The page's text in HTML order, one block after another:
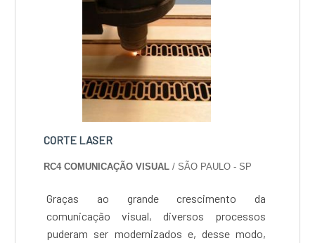
CORTE LASER
RC4 COMUNICAÇÃO VISUAL / SÃO PAULO - SP
Graças ao grande crescimento da
comunicação visual, diversos processos
puderam ser modernizados e, desse modo,